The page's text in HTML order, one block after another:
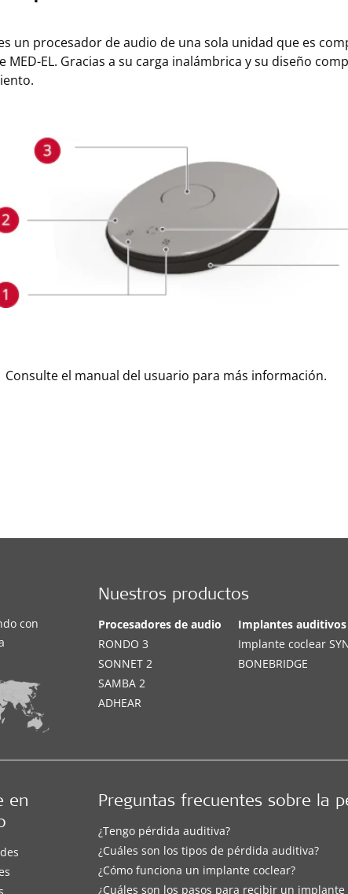
un procesador de audio de una sola unidad que es
MED-EL. Gracias a su carga inalámbrica y su diseño
Consulte el manual del usuario para más información.
con
Nuestros productos
Procesadores de audio
RONDO 3
SONNET 2
SAMBA 2
ADHEAR
Implantes auditivos
Implante coclear
BONEBRIDGE
Preguntas frecuentes sobre la
¿Tengo pérdida auditiva?
¿Cuáles son los tipos de pérdida auditiva?
¿Cómo funciona un implante coclear?
¿Cuáles son los pasos para recibir un implante
en